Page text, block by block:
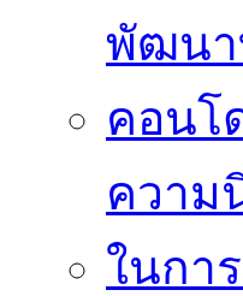
พัฒนา
คอนโ
ความ
ในกา